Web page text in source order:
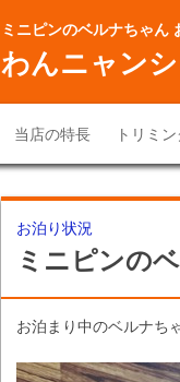
ミニピンのベルナちゃん
わんニャン
当店の特長 トリミ
お泊り状況
ミニピンの
お泊まり中のベルナち